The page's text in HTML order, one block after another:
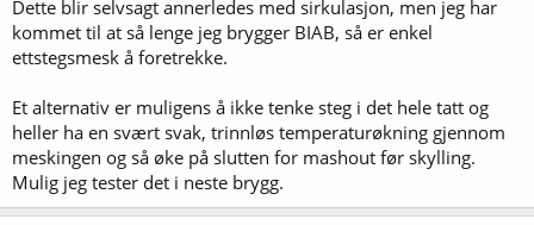
Dette blir selvsagt annerledes med sirkulasjon, men jeg har
kommet til at så lenge jeg brygger BIAB, så er enkel
ettstegsmesk å foretrekke.
Et alternativ er muligens å ikke tenke steg i det hele tatt og
heller ha en svært svak, trinnløs temperaturøkning gjennom
meskingen og så øke på slutten for mashout før skylling.
Mulig jeg tester det i neste brygg.